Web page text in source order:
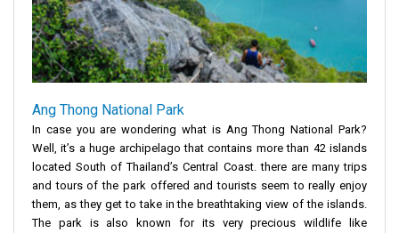
Ang Thong National Park
In case you are wondering what is Ang Thong National Park?
Well, it’s a huge archipelago that contains more than 42 islands
located South of Thailand’s Central Coast. there are many trips
and tours of the park offered and tourists seem to really enjoy
them, as they get to take in the breathtaking view of the islands.
The park is also known for its very precious wildlife like